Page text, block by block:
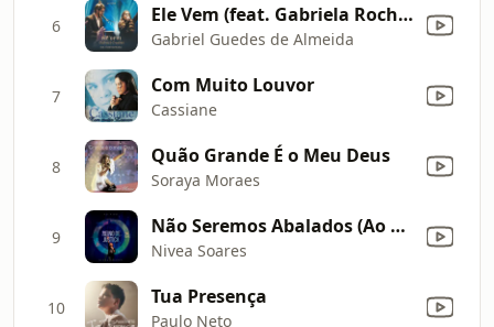
6 Ele Vem (feat. Gabriela Rocha) [Ao Vivo]
Gabriel Guedes de Almeida
7 Com Muito Louvor
Cassiane
8 Quão Grande É o Meu Deus
Soraya Moraes
9 Não Seremos Abalados (Ao Vivo)
Nivea Soares
10 Tua Presença
Paulo Neto